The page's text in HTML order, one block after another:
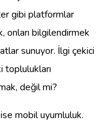
gibi platformlar
onları bilgilendirmek
sunuyor. İlgi çekici
toplulukları
değil mi?
mobil uyumluluk.